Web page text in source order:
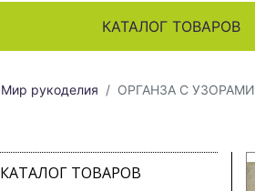
КАТАЛОГ ТОВАРОВ
Мир рукоделия ОРГАНЗА С УЗОРАМИ
КАТАЛОГ ТОВАРОВ